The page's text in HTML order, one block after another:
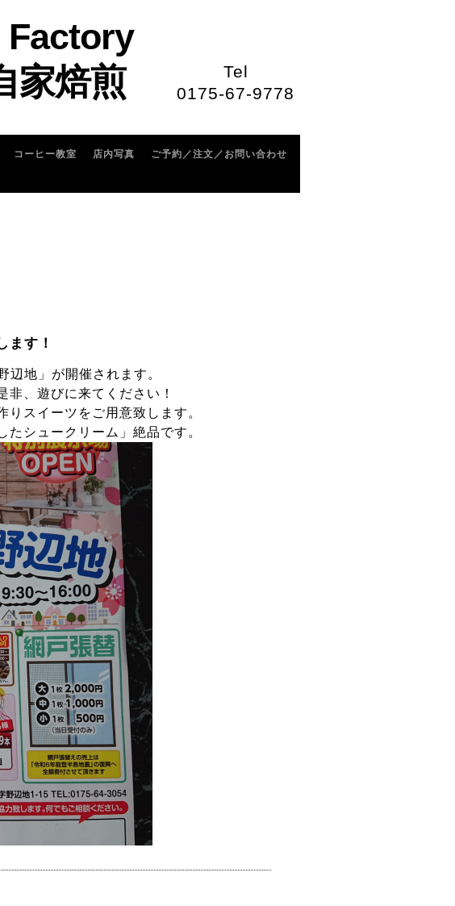
Tel
0175-67-9778
Factory
家焙煎
コーヒー教室 店内写真
ご予約／注文／お問い合わせ
す！
地」が開催されます。
非、遊びに来てください！
スイーツをご用意致します。
シュークリーム」絶品です。